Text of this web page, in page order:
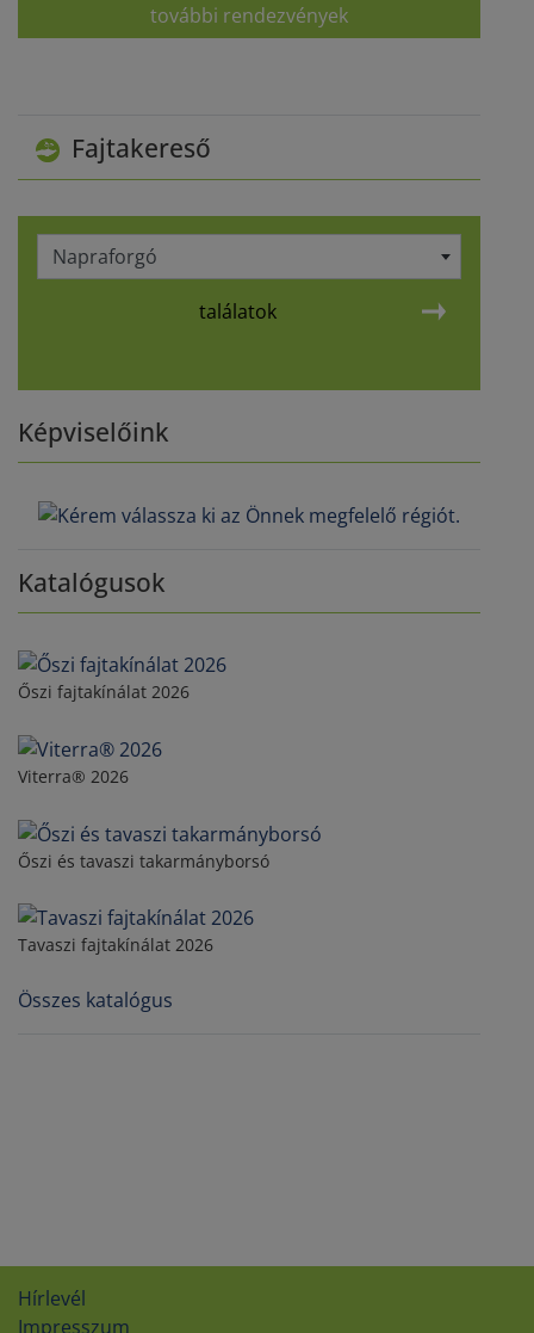
további rendezvények
Fajtakereső
Napraforgó
találatok
Képviselőink
Katalógusok
Őszi fajtakínálat 2026
Viterra® 2026
Őszi és tavaszi takarmányborsó
Tavaszi fajtakínálat 2026
Összes katalógus
Hírlevél
Impresszum